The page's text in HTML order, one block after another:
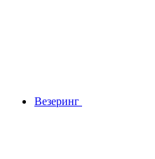
Везеринг